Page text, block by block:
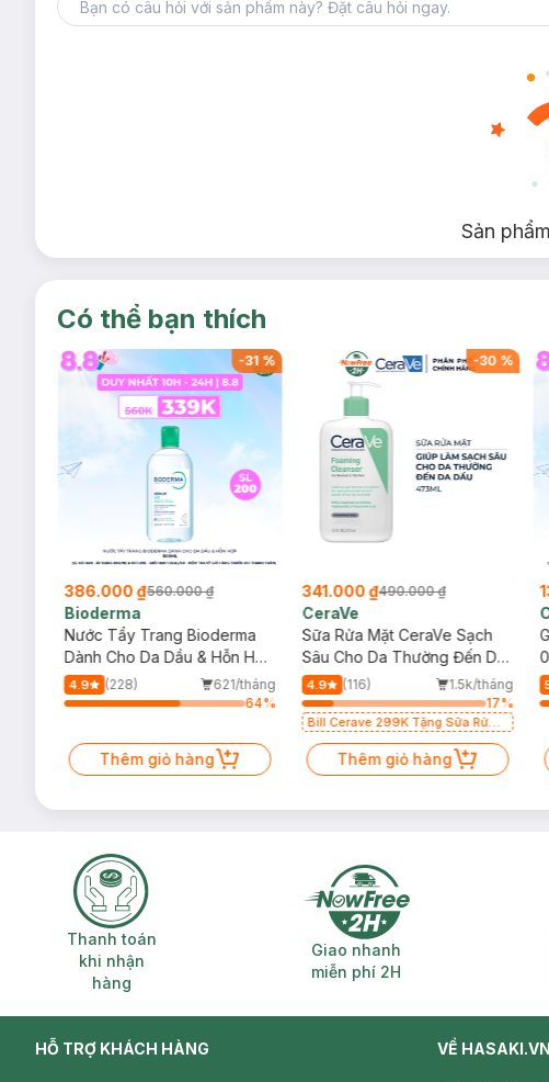
Sản
Có thể bạn thích
-31 %
386.000 ₫560.000 ₫
Bioderma
Nước Tẩy Trang Bioderma
Dành Cho Da Dầu & Hỗn Hợp
500ml
4.9 (228)
621/tháng
64%
Thêm giỏ hàng
-30 %
341.000 ₫490.000 ₫
CeraVe
Sữa Rửa Mặt CeraVe Sạch
Sâu Cho Da Thường Đến Da
Dầu 473ml
4.9 (116)
1.5k/tháng
17%
Bill Cerave 299K Tặng Sữa Rửa
Thêm giỏ hàng
Thanh toán khi nhận hàng
Thanh toán
khi nhận
hàng
Giao nhanh miễn phí 2H
Giao nhanh
miễn phí 2H
HỖ TRỢ KHÁCH HÀNG VỀ HASAKI.VN